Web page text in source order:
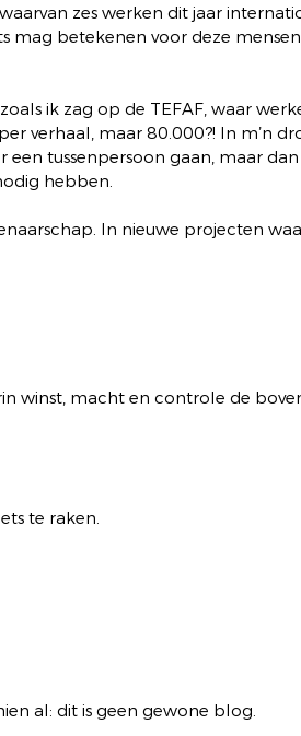
zes werken dit jaar
mag betekenen voor deze mensen.
ik zag op de TEFAF, waar
verhaal, maar 80.000?! In m’n
tussenpersoon gaan, maar
hebben.
In nieuwe projecten
winst, macht en controle de
te raken.
al: dit is geen gewone blog.